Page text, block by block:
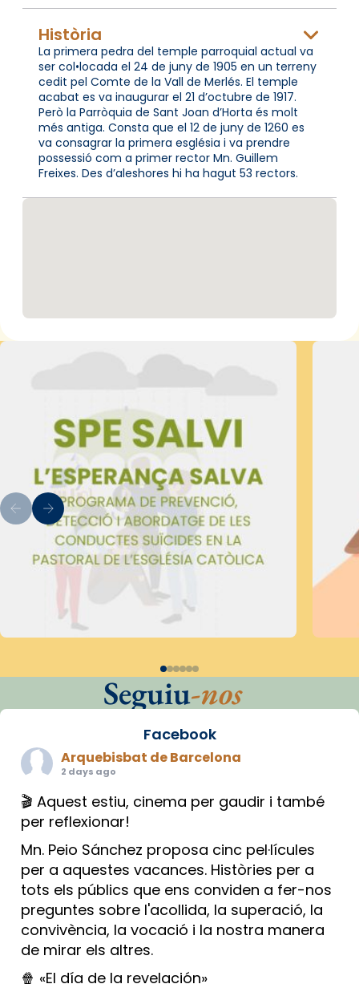
Història
La primera pedra del temple parroquial actual va
ser col•locada el 24 de juny de 1905 en un terreny
cedit pel Comte de la Vall de Merlés. El temple
acabat es va inaugurar el 21 d’octubre de 1917.
Però la Parròquia de Sant Joan d’Horta és molt
més antiga. Consta que el 12 de juny de 1260 es
va consagrar la primera església i va prendre
possessió com a primer rector Mn. Guillem
Freixes. Des d’aleshores hi ha hagut 53 rectors.
Seguiu-nos
Facebook
Arquebisbat de Barcelona
2 days ago
🎬 Aquest estiu, cinema per gaudir i també
per reflexionar!
Mn. Peio Sánchez proposa cinc pel·lícules
per a aquestes vacances. Històries per a
tots els públics que ens conviden a fer-nos
preguntes sobre l'acollida, la superació, la
convivència, la vocació i la nostra manera
de mirar els altres.
🍿 «El día de la revelación»